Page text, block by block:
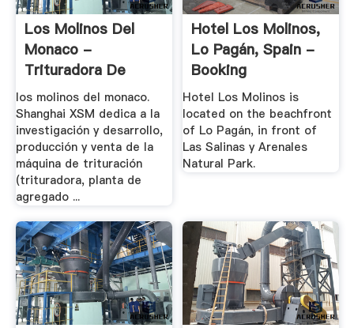
Los Molinos Del
Monaco -
Trituradora De
Cono
los molinos del monaco.
Shanghai XSM dedica a la
investigación y desarrollo,
producción y venta de la
máquina de trituración
(trituradora, planta de
agregado ...
Hotel Los Molinos,
Lo Pagán, Spain -
Booking
Hotel Los Molinos is
located on the beachfront
of Lo Pagán, in front of
Las Salinas y Arenales
Natural Park.